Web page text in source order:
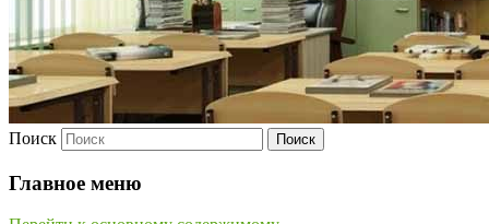
Поиск
Главное меню